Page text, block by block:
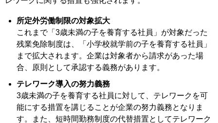
所定外労働制限の対象拡大
これまで「3歳未満の子を養育する社員」が対象だった
残業免除制度は、「小学校就学前の子を養育する社員」
まで拡大されます。企業は対象者から請求があった場
合、原則として承認する義務があります。
テレワーク導入の努力義務
3歳未満の子を養育する社員に対して、テレワークを可
能にする措置を講じることが企業の努力義務となりま
す。また、短時間勤務制度の代替措置としてテレワーク